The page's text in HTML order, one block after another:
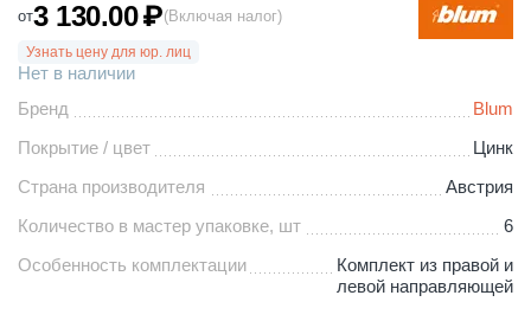
от3 130.00₽(Включая налог)
Узнать цену для юр. лиц
Нет в наличии
Бренд
Blum
Покрытие / цвет
Цинк
Страна производителя
Австрия
Количество в мастер упаковке, шт
6
Особенность комплектации
Комплект из правой и
левой направляющей